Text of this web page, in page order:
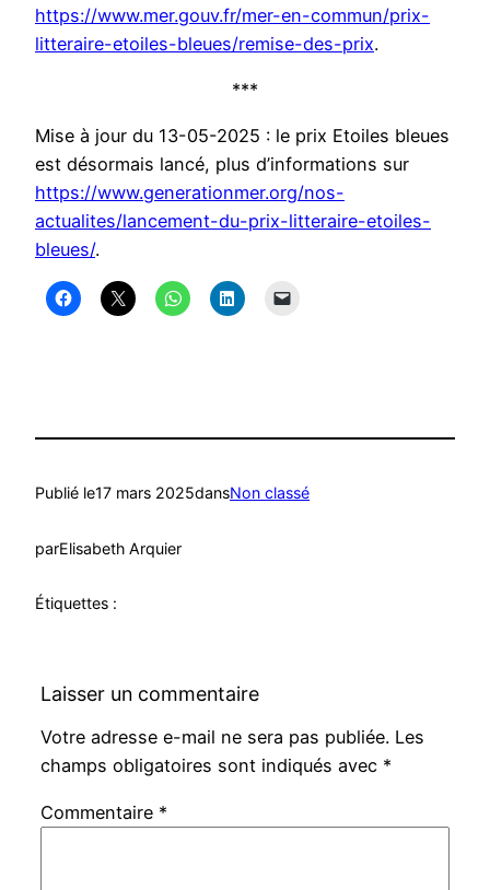
https://www.mer.gouv.fr/mer-en-commun/prix-
litteraire-etoiles-bleues/remise-des-prix.
***
Mise à jour du 13-05-2025 : le prix Etoiles bleues
est désormais lancé, plus d’informations sur
https://www.generationmer.org/nos-
actualites/lancement-du-prix-litteraire-etoiles-
bleues/.
Publié le17 mars 2025dansNon classé
parElisabeth Arquier
Étiquettes :
Laisser un commentaire
Votre adresse e-mail ne sera pas publiée. Les
champs obligatoires sont indiqués avec *
Commentaire *